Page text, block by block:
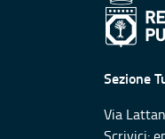
Sezione
Via